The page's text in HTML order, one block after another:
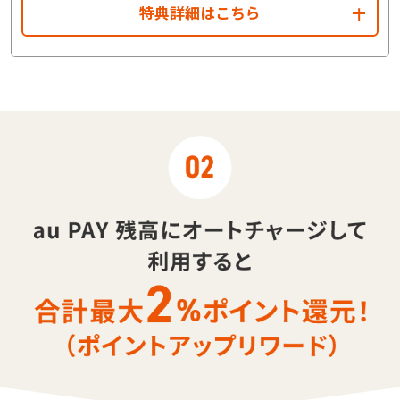
特典詳細はこちら